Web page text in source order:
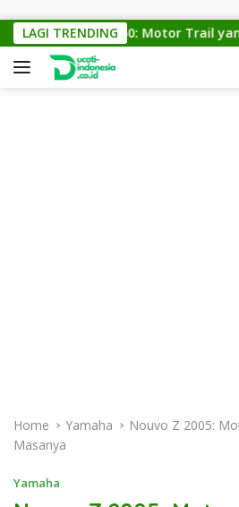
LAGI TRENDING
KTM Cross 150: Motor Trail yang
Home Yamaha
Nouvo Z 2005:
Masanya
Yamaha